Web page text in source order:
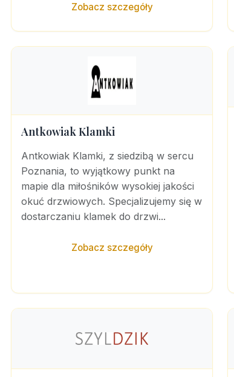
Zobacz szczegóły
Antkowiak Klamki
Antkowiak Klamki, z siedzibą w sercu
Poznania, to wyjątkowy punkt na
mapie dla miłośników wysokiej jakości
okuć drzwiowych. Specjalizujemy się w
dostarczaniu klamek do drzwi...
Zobacz szczegóły